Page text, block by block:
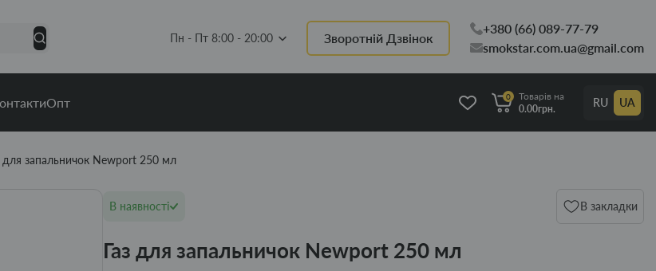
Пн - Пт 8:00 - 20:00 Зворотній Дзвінок
+380 (66) 089-77-79
smokstar.com.ua@gmail.com
Опт 0
Товарів на
0.00грн.
RU UA
для запальничок Newport 250 мл
В наявності В закладки
Газ для запальничок Newport 250 мл